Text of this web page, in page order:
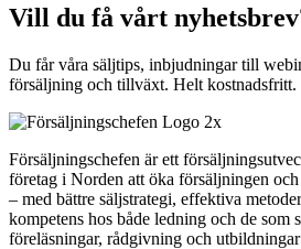
Vill du få vårt
Du får våra säljtips, inbjudningar till
försäljning och tillväxt. Helt kostnadsfritt.
Försäljningschefen är ett
företag i Norden att öka försäljningen
– med bättre säljstrategi, effektiva
kompetens hos både ledning och de som
föreläsningar, rådgivning och